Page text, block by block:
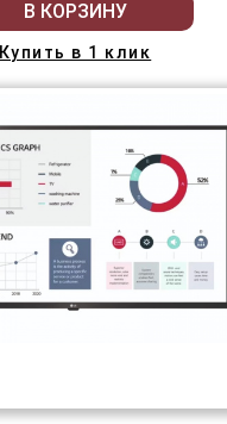
В КОРЗИНУ
Купить в 1 клик